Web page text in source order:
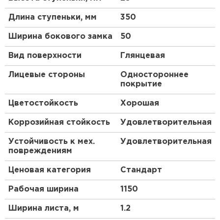
начиная с подготовки стали и заканчивая тестами
на долговечность покрытия. Надёжность
NormanMP®доказана экспертами МИСиС. После
испытания образца в специальной камере
соляного тумана ржавчина в месте повреждения
не появилась. Таким образом, вы получаете
надёжный товар, на который предлагается
гарантия до 20 лет*.
Преимущества:
Лёгкий стройматериал, который удобно
Вариативность выбора сочетаний покрытия,
профиля, цвета, толщины стали.
Стойкость к ультрафиолету, агрессивной
среде, коррозии.
Экономичность: доступная цена и
Длина ступеньки, мм 350
Ширина бокового замка 50
Вид поверхности Глянцевая
Лицевые стороны
Одностороннее
покрытие
Цветостойкость Хорошая
Коррозийная стойкость Удовлетворительная
Устойчивость к мех.
повреждениям
Удовлетворительная
Ценовая категория Стандарт
Рабочая ширина 1150
Ширина листа, м 1.2